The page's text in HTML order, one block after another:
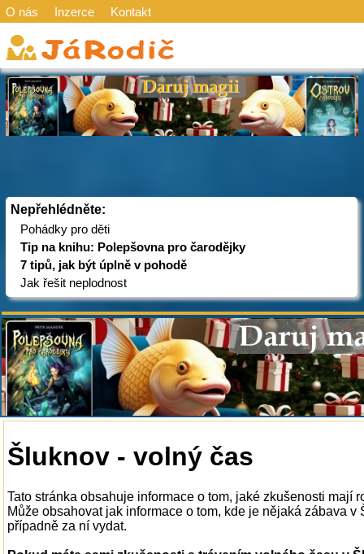
O nás Inzerce Kontakt
Nepřehlédněte:
Pohádky pro děti
Tip na knihu: Polepšovna pro čarodějky
7 tipů, jak být úplně v pohodě
Jak řešit neplodnost
Šluknov - volný čas
Tato stránka obsahuje informace o tom, jaké zkušenosti mají
Může obsahovat jak informace o tom, kde je nějaká zábava
případně za ní vydat.